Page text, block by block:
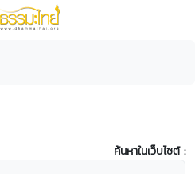
ค้นหาในเว็บไซต์ :